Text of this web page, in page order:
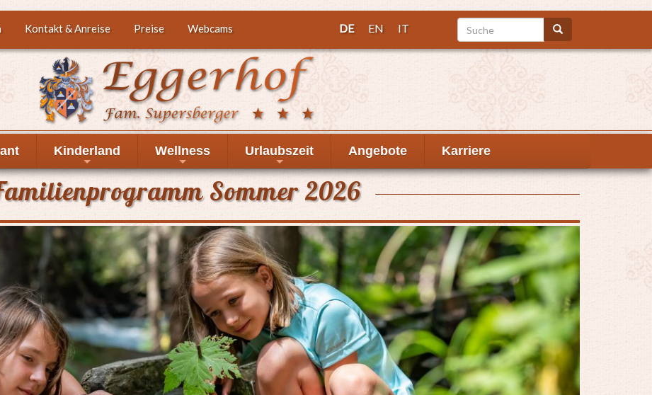
Kontakt & Anreise Preise Webcams DE EN IT Suche Suche
+
Kinderland
+
Wellness
+
Urlaubszeit Angebote Karriere
Sommer 2026